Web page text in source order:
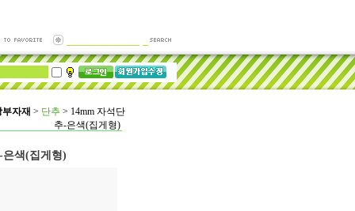
자재 > 단추 > 14mm 자석단
추-은색(집게형)
은색(집게형)